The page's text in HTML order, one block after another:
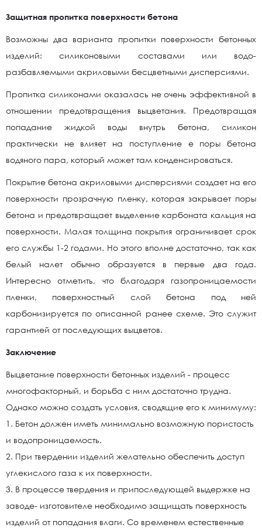
Защитная пропитка поверхности бетона
Возможны два варианта пропитки поверхности бетонных
изделий: силиконовыми составами или водо-
разбавляемыми акриловыми бесцветными дисперсиями.
Пропитка силиконами оказалась не очень эффективной в
отношении предотвращения выцветания. Предотвращая
попадание жидкой воды внутрь бетона, силикон
практически не влияет на поступление е поры бетона
водяного пара, который может там конденсироваться.
Покрытие бетона акриловыми дисперсиями создает на его
поверхности прозрачную пленку, которая закрывает поры
бетона и предотвращает выделение карбоната кальция на
поверхности. Малая толщина покрытия ограничивает срок
его службы 1-2 годами. Но этого вполне достаточно, так как
белый налет обычно образуется в первые два года.
Интересно отметить, что благодаря газопроницаемости
пленки, поверхностный слой бетона под ней
карбонизируется по описанной ранее схеме. Это служит
гарантией от последующих выцветов.
Заключение
Выцветание поверхности бетонных изделий - процесс
многофакторный, и борьба с ним достаточно трудна.
Однако можно создать условия, сводящие его к минимуму:
1. Бетон должен иметь минимально возможную пористость
и водопроницаемость.
2. При твердении изделий желательно обеспечить доступ
углекислого газа к их поверхности.
3. В процессе твердения и припоследующей выдержке на
заводе- изготовителе необходимо защищать поверхность
изделий от попадания влаги. Со временем естественные